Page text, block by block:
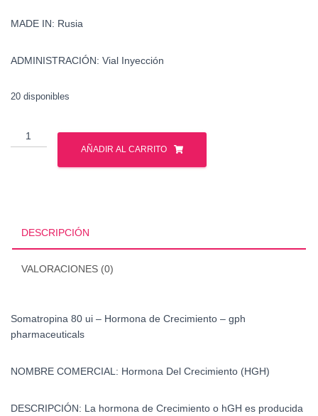
MADE IN: Rusia
ADMINISTRACIÓN: Vial Inyección
20 disponibles
Somatropina
80
AÑADIR AL CARRITO
DESCRIPCIÓN
VALORACIONES (0)
Somatropina 80 ui – Hormona de Crecimiento – gph
pharmaceuticals
NOMBRE COMERCIAL: Hormona Del Crecimiento (HGH)
DESCRIPCIÓN: La hormona de Crecimiento o hGH es producida